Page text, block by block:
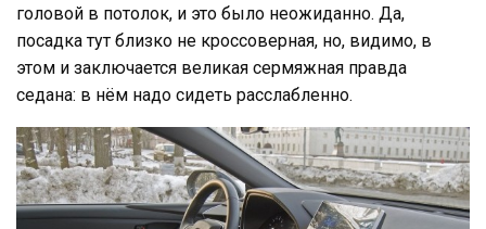
головой в потолок, и это было неожиданно. Да,
посадка тут близко не кроссоверная, но, видимо, в
этом и заключается великая сермяжная правда
седана: в нём надо сидеть расслабленно.